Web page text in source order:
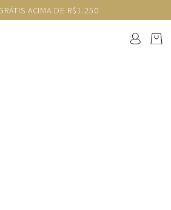
ACIMA DE R$1.250